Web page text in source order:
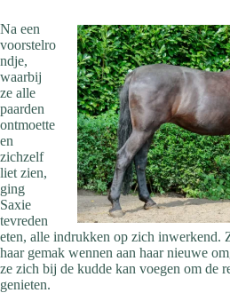
Na een
voorstelro
ndje,
waarbij
ze alle
paarden
ontmoette
en
zichzelf
liet zien,
ging
Saxie
tevreden
eten, alle indrukken op zich inwerkend.
haar gemak wennen aan haar nieuwe
ze zich bij de kudde kan voegen om de
genieten.